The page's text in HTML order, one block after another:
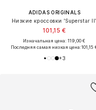
ADIDAS ORIGINALS
Низкие кроссовки 'Superstar II'
101,15 €
Изначальная цена: 119,00 €
Последняя самая низкая цена:101,15
+3